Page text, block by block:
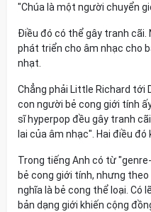
"Chúa là một người chuyển
Điều đó có thể gây tranh cãi.
phát triển cho âm nhạc cho
nhạt.
Chẳng phải Little Richard tới
con người bẻ cong giới tính
sĩ hyperpop đều gây tranh
lai của âm nhạc". Hai điều đó
Trong tiếng Anh có từ
bẻ cong giới tính, nhưng
nghĩa là bẻ cong thể loại. Có
bản dạng giới khiến cộng